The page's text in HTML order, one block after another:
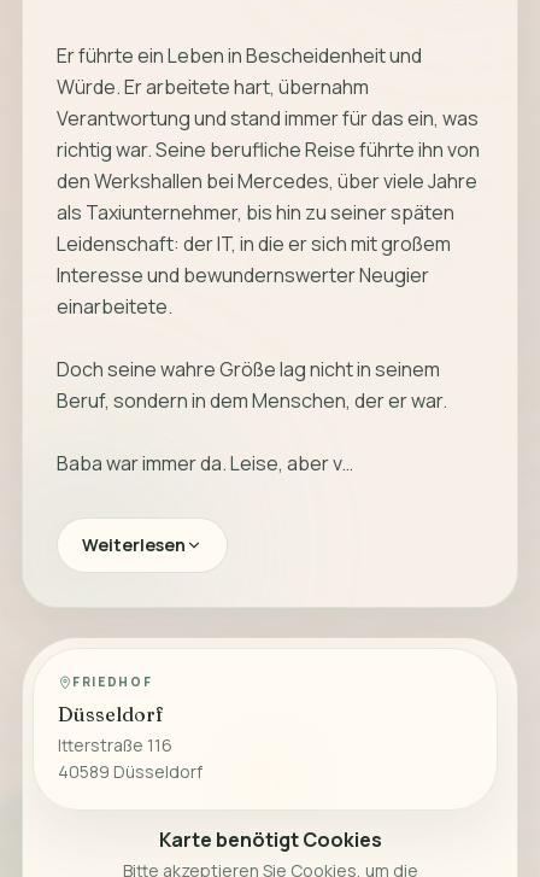
Er führte ein Leben in Bescheidenheit und
Würde. Er arbeitete hart, übernahm
Verantwortung und stand immer für das ein, was
richtig war. Seine berufliche Reise führte ihn von
den Werkshallen bei Mercedes, über viele Jahre
als Taxiunternehmer, bis hin zu seiner späten
Leidenschaft: der IT, in die er sich mit großem
Interesse und bewundernswerter Neugier
einarbeitete.
Doch seine wahre Größe lag nicht in seinem
Beruf, sondern in dem Menschen, der er war.
Baba war immer da. Leise, aber v…
Weiterlesen
Karte benötigt Cookies
Bitte akzeptieren Sie Cookies, um die
FRIEDHOF
Düsseldorf
Itterstraße 116
40589 Düsseldorf